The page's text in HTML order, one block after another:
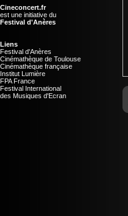
Cineconcert.fr
est une initiative du
Festival d'Anères
Liens
Festival d'Anères
Cinémathèque de Toulouse
Cinémathèque française
Institut Lumière
FPA France
Festival International
des Musiques d'Ecran